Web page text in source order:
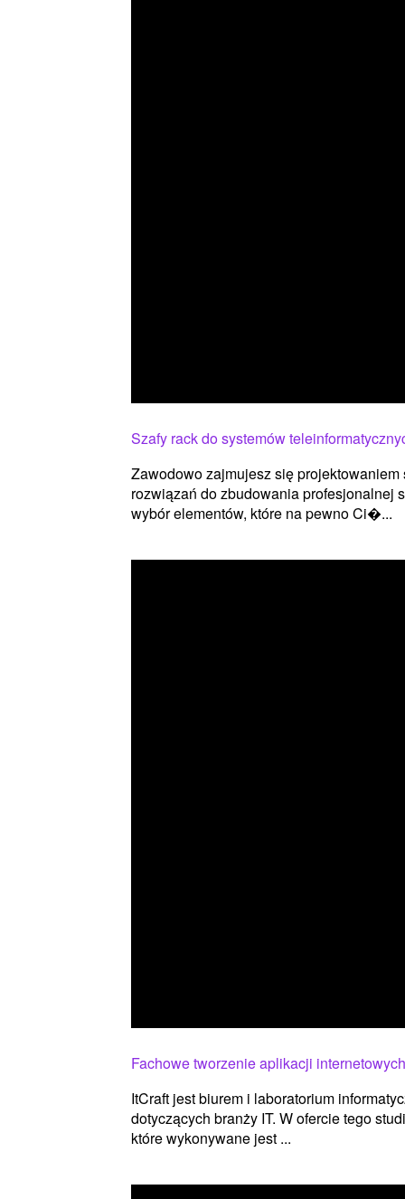
Szafy rack do systemów
Zawodowo zajmujesz się
rozwiązań do zbudowania profesjonalnej
wybór elementów, które na pewno Ci�...
Fachowe tworzenie aplikacji internetowych
ItCraft jest biurem i laboratorium
dotyczących branży IT. W ofercie tego
które wykonywane jest ...